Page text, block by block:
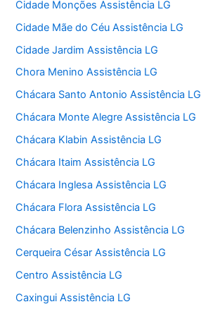
Cidade Monções Assistência LG
Cidade Mãe do Céu Assistência LG
Cidade Jardim Assistência LG
Chora Menino Assistência LG
Chácara Santo Antonio Assistência LG
Chácara Monte Alegre Assistência LG
Chácara Klabin Assistência LG
Chácara Itaim Assistência LG
Chácara Inglesa Assistência LG
Chácara Flora Assistência LG
Chácara Belenzinho Assistência LG
Cerqueira César Assistência LG
Centro Assistência LG
Caxingui Assistência LG